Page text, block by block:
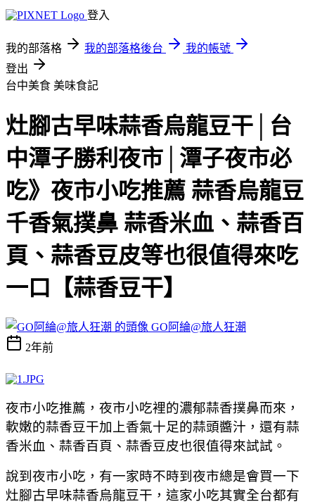
登入
我的部落格 我的部落格後台
我的帳號
登出
台中美食 美味食記
灶腳古早味蒜香烏龍豆干│台
中潭子勝利夜市│潭子夜市必
吃》夜市小吃推薦 蒜香烏龍豆
千香氣撲鼻 蒜香米血、蒜香百
頁、蒜香豆皮等也很值得來吃
一口【蒜香豆干】
GO阿綸@旅人狂潮
2年前
夜市小吃推薦，夜市小吃裡的濃郁蒜香撲鼻而來，
軟嫩的蒜香豆干加上香氣十足的蒜頭醬汁，還有蒜
香米血、蒜香百頁、蒜香豆皮也很值得來試試。
說到夜市小吃，有一家時不時到夜市總是會買一下
灶腳古早味蒜香烏龍豆干，這家小吃其實全台都有